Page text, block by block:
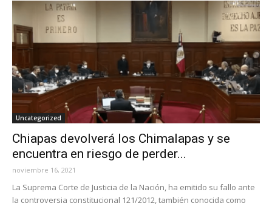
Uncategorized
Chiapas devolverá los Chimalapas y se
encuentra en riesgo de perder...
noviembre 16, 2021
La Suprema Corte de Justicia de la Nación, ha emitido su fallo ante
la controversia constitucional 121/2012, también conocida como